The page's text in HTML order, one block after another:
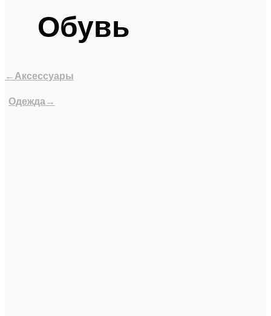
Обувь
←Аксессуары
Одежда→